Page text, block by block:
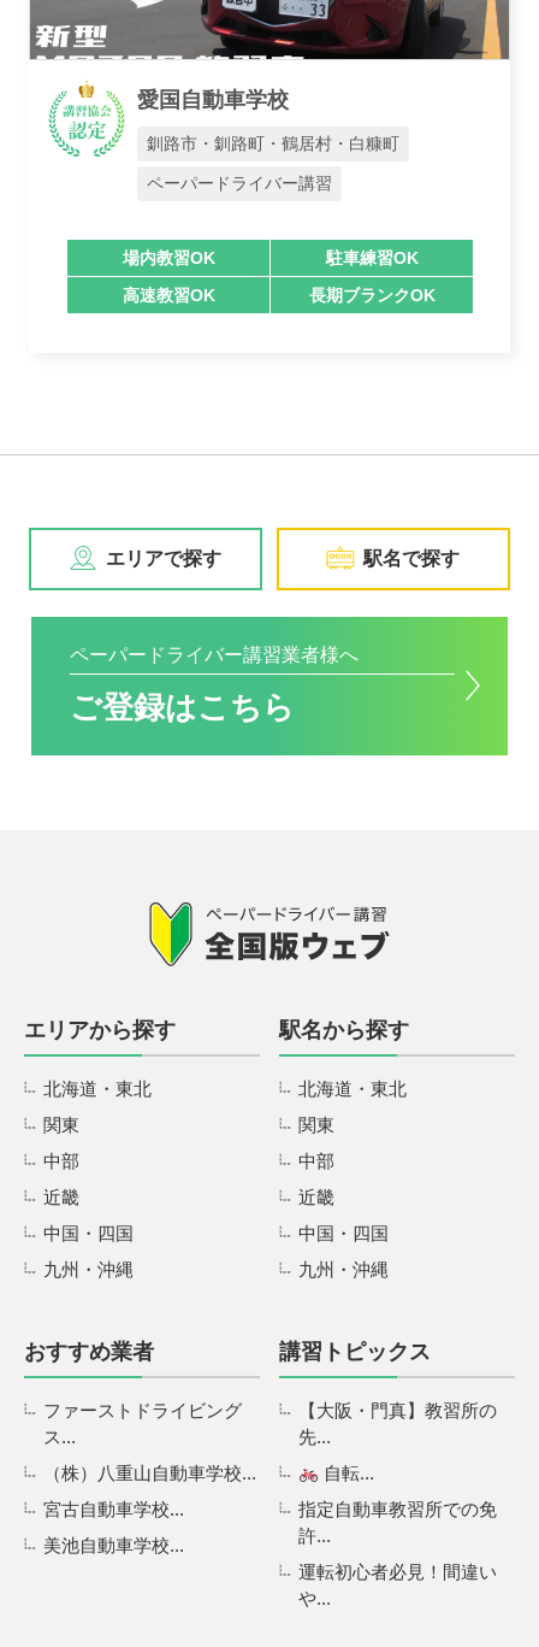
愛国自動車学校
釧路市・釧路町・鶴居村・白糠町
ペーパードライバー講習
場内教習OK
駐車練習OK
高速教習OK
長期ブランクOK
エリアで探す 駅名で探す
ペーパードライバー講習業者様へ
ご登録はこちら
エリアから探す
北海道・東北
関東
中部
近畿
中国・四国
九州・沖縄
駅名から探す
北海道・東北
関東
中部
近畿
中国・四国
九州・沖縄
おすすめ業者
ファーストドライビング
ス...
（株）八重山自動車学校...
宮古自動車学校...
美池自動車学校...
講習トピックス
【大阪・門真】教習所の
先...
自転...
指定自動車教習所での免
許...
運転初心者必見！間違い
や...